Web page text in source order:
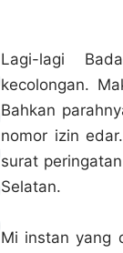
Lagi-lagi
kecolongan.
Bahkan
nomor izin
surat
Selatan.
Mi instan yang